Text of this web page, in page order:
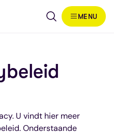
MENU
U vindt hier meer
Onderstaande